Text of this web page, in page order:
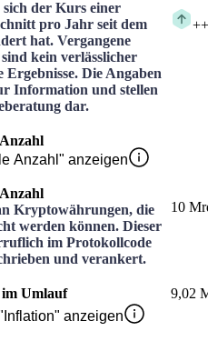
der Kurs einer
pro Jahr seit dem
hat. Vergangene
kein verlässlicher
Die Angaben
Information und stellen
dar.
+
Anzahl" anzeigen
Kryptowährungen, die
werden können. Dieser
im Protokollcode
und verankert.
10
Umlauf
9,02
anzeigen